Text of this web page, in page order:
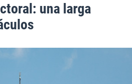
una larga